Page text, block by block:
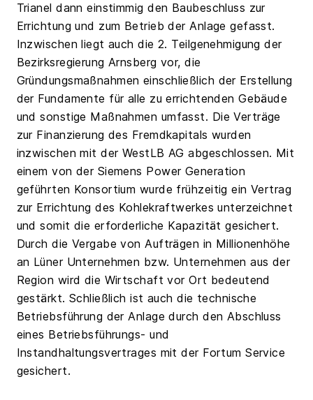
Trianel dann einstimmig den Baubeschluss zur
Errichtung und zum Betrieb der Anlage gefasst.
Inzwischen liegt auch die 2. Teilgenehmigung der
Bezirksregierung Arnsberg vor, die
Gründungsmaßnahmen einschließlich der Erstellung
der Fundamente für alle zu errichtenden Gebäude
und sonstige Maßnahmen umfasst. Die Verträge
zur Finanzierung des Fremdkapitals wurden
inzwischen mit der WestLB AG abgeschlossen. Mit
einem von der Siemens Power Generation
geführten Konsortium wurde frühzeitig ein Vertrag
zur Errichtung des Kohlekraftwerkes unterzeichnet
und somit die erforderliche Kapazität gesichert.
Durch die Vergabe von Aufträgen in Millionenhöhe
an Lüner Unternehmen bzw. Unternehmen aus der
Region wird die Wirtschaft vor Ort bedeutend
gestärkt. Schließlich ist auch die technische
Betriebsführung der Anlage durch den Abschluss
eines Betriebsführungs- und
Instandhaltungsvertrages mit der Fortum Service
gesichert.